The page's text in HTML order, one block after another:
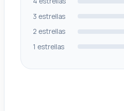
3 estrellas
2 estrellas
1 estrellas